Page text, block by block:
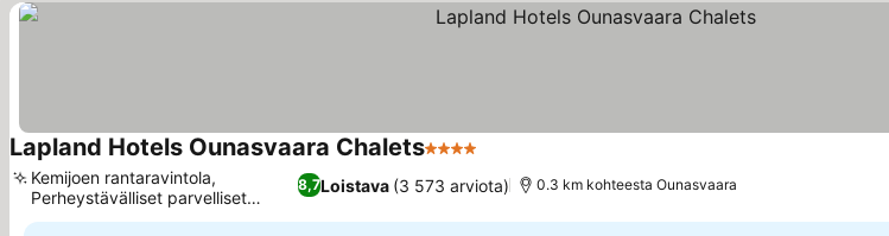
Lapland Hotels Ounasvaara Chalets4 Tähtiluokitus
8,7Loistava (3 573 arviota)
Kemijoen rantaravintola,
Perheystävälliset parvelliset
huoneistot
0.3 km kohteesta Ounasvaara